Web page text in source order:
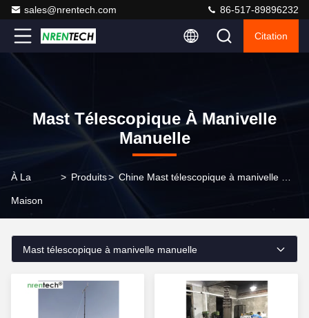
sales@nrentech.com 86-517-89896232
Citation
Mast Télescopique À Manivelle
Manuelle
À La
Maison
> Produits>
Mast télescopique à manivelle manuelle